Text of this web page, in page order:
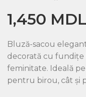
1,450 MDL
Bluză-sacou
decorată cu
feminitate. Ideală
pentru birou, cât și